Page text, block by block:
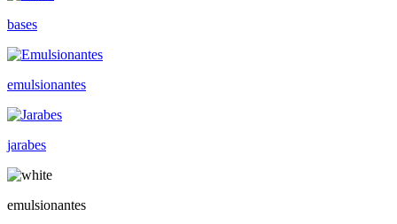
bases
emulsionantes
jarabes
emulsionantes